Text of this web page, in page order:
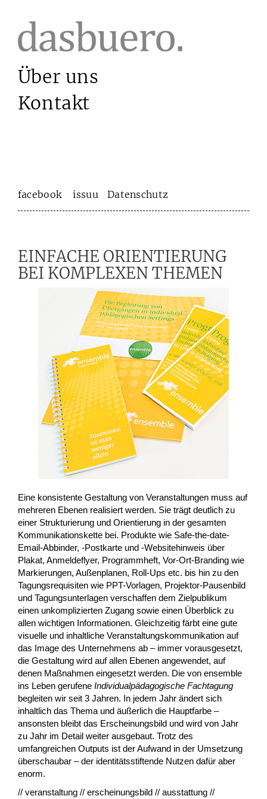
Über uns
Kontakt
facebook issuu Datenschutz
EINFACHE ORIENTIERUNG
BEI KOMPLEXEN THEMEN
Eine konsistente Gestaltung von Veranstaltungen muss auf
mehreren Ebenen realisiert werden. Sie trägt deutlich zu
einer Strukturierung und Orientierung in der gesamten
Kommunikationskette bei. Produkte wie Safe-the-date-
Email-Abbinder, -Postkarte und -Websitehinweis über
Plakat, Anmeldeflyer, Programmheft, Vor-Ort-Branding wie
Markierungen, Außenplanen, Roll-Ups etc. bis hin zu den
Tagungsrequisiten wie PPT-Vorlagen, Projektor-Pausenbild
und Tagungsunterlagen verschaffen dem Zielpublikum
einen unkomplizierten Zugang sowie einen Überblick zu
allen wichtigen Informationen. Gleichzeitig färbt eine gute
visuelle und inhaltliche Veranstaltungskommunikation auf
das Image des Unternehmens ab – immer vorausgesetzt,
die Gestaltung wird auf allen Ebenen angewendet, auf
denen Maßnahmen eingesetzt werden. Die von ensemble
ins Leben gerufene Individualpädagogische Fachtagung
begleiten wir seit 3 Jahren. In jedem Jahr ändert sich
inhaltlich das Thema und äußerlich die Hauptfarbe –
ansonsten bleibt das Erscheinungsbild und wird von Jahr
zu Jahr im Detail weiter ausgebaut. Trotz des
umfangreichen Outputs ist der Aufwand in der Umsetzung
überschaubar – der identitätsstiftende Nutzen dafür aber
enorm.
// veranstaltung // erscheinungsbild // ausstattung //